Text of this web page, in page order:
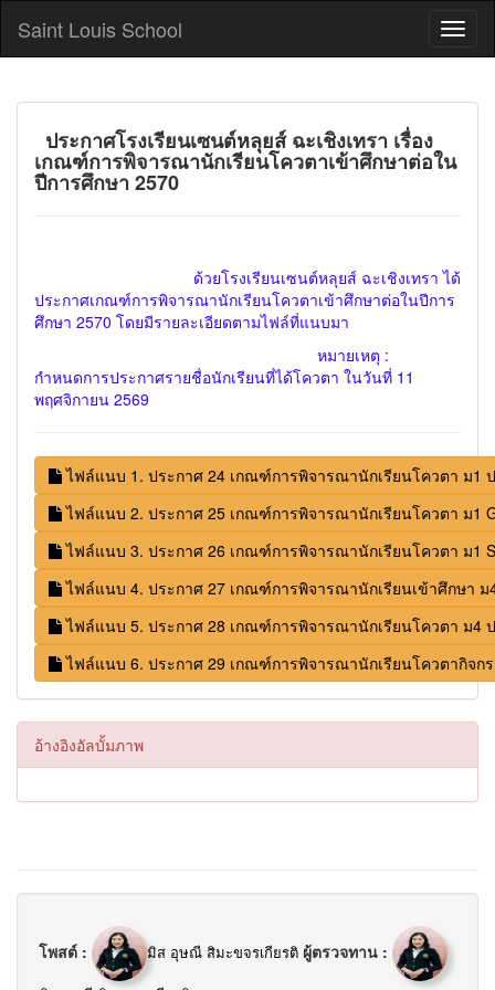
Saint Louis School
ประกาศโรงเรียนเซนต์หลุยส์ ฉะเชิงเทรา เรื่อง
เกณฑ์การพิจารณานักเรียนโควตาเข้าศึกษาต่อใน
ปีการศึกษา 2570
ด้วยโรงเรียนเซนต์หลุยส์ ฉะเชิงเทรา ได้
ประกาศเกณฑ์การพิจารณานักเรียนโควตาเข้าศึกษาต่อในปีการ
ศึกษา 2570 โดยมีรายละเอียดตามไฟล์ที่แนบมา
หมายเหตุ :
กำหนดการประกาศรายชื่อนักเรียนที่ได้โควตา ในวันที่ 11
พฤศจิกายน 2569
ไฟล์แนบ 1. ประกาศ 24 เกณฑ์การพิจารณานักเรียนโควตา ม1
ไฟล์แนบ 2. ประกาศ 25 เกณฑ์การพิจารณานักเรียนโควตา ม1
ไฟล์แนบ 3. ประกาศ 26 เกณฑ์การพิจารณานักเรียนโควตา ม1
ไฟล์แนบ 4. ประกาศ 27 เกณฑ์การพิจารณานักเรียนเข้าศึกษา ม
ไฟล์แนบ 5. ประกาศ 28 เกณฑ์การพิจารณานักเรียนโควตา ม4
ไฟล์แนบ 6. ประกาศ 29 เกณฑ์การพิจารณานักเรียนโควตากิจก
อ้างอิงอัลบั้มภาพ
โพสต์ : มิส อุษณี สิมะขจรเกียรติ ผู้ตรวจทาน :